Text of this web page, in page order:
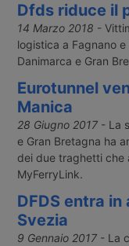
Dfds riduce il
14 Marzo 2018 -
logistica a Fagnano
Danimarca e Gran
Eurotunnel
Manica
28 Giugno 2017- La
e Gran Bretagna ha
dei due traghetti che
MyFerryLink.
DFDS entra
Svezia
9 Gennaio 2017- La